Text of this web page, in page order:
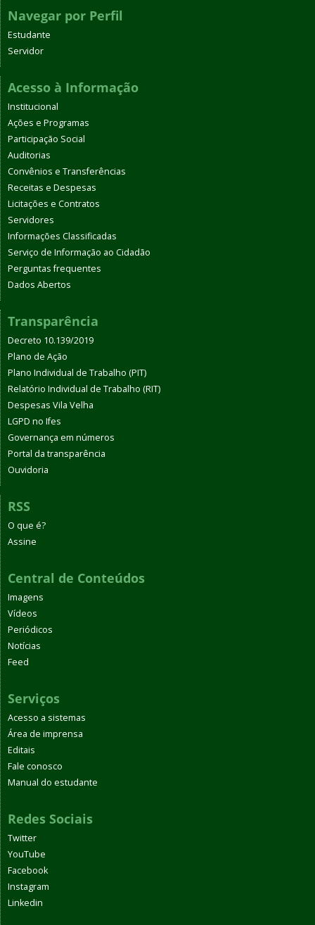
Navegar por Perfil
Estudante
Servidor
Acesso à Informação
Institucional
Ações e Programas
Participação Social
Auditorias
Convênios e Transferências
Receitas e Despesas
Licitações e Contratos
Servidores
Informações Classificadas
Serviço de Informação ao Cidadão
Perguntas frequentes
Dados Abertos
Transparência
Decreto 10.139/2019
Plano de Ação
Plano Individual de Trabalho (PIT)
Relatório Individual de Trabalho (RIT)
Despesas Vila Velha
LGPD no Ifes
Governança em números
Portal da transparência
Ouvidoria
RSS
O que é?
Assine
Central de Conteúdos
Imagens
Vídeos
Periódicos
Notícias
Feed
Serviços
Acesso a sistemas
Área de imprensa
Editais
Fale conosco
Manual do estudante
Redes Sociais
Twitter
YouTube
Facebook
Instagram
Linkedin